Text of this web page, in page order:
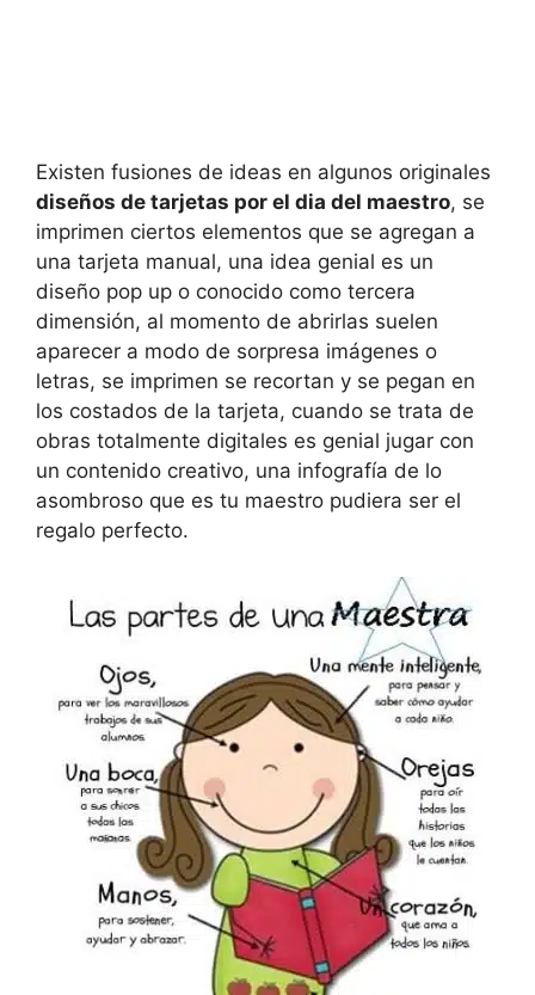
Existen fusiones de ideas en algunos originales
diseños de tarjetas por el dia del maestro, se
imprimen ciertos elementos que se agregan a
una tarjeta manual, una idea genial es un
diseño pop up o conocido como tercera
dimensión, al momento de abrirlas suelen
aparecer a modo de sorpresa imágenes o
letras, se imprimen se recortan y se pegan en
los costados de la tarjeta, cuando se trata de
obras totalmente digitales es genial jugar con
un contenido creativo, una infografía de lo
asombroso que es tu maestro pudiera ser el
regalo perfecto.